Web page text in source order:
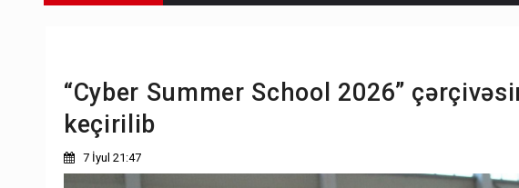
“Cyber Summer School 2026”
keçirilib
7 İyul 21:47